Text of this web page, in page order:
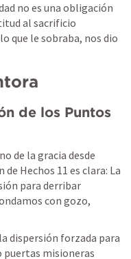
no es una obligación
al sacrificio
que le sobraba, nos dio
de los Puntos
de la gracia desde
Hechos 11 es clara: La
para derribar
con gozo,
dispersión forzada para
puertas misioneras